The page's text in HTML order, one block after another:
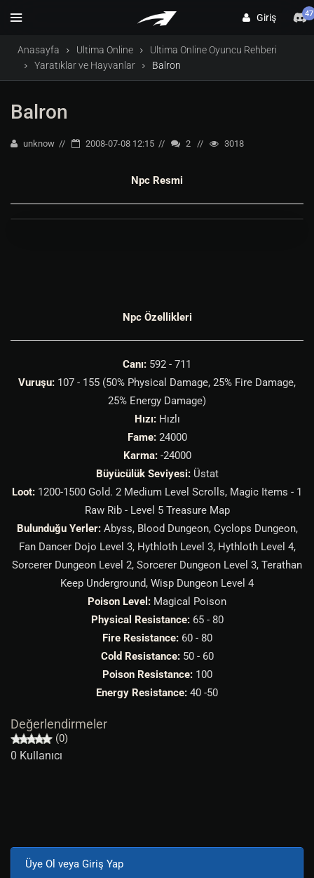
Giriş 47
Anasayfa Ultima Online
Ultima Online Oyuncu Rehberi
Yaratıklar ve Hayvanlar
Balron
Balron
unknow 2008-07-08 12:15 2 3018
Npc Resmi
Npc Özellikleri
Canı: 592 - 711
Vuruşu: 107 - 155 (50% Physical Damage, 25% Fire Damage,
25% Energy Damage)
Hızı:Hızlı
Fame:24000
Karma:-24000
Büyücülük Seviyesi:Üstat
Loot: 1200-1500 Gold. 2 Medium Level Scrolls, Magic Items - 1
Raw Rib - Level 5 Treasure Map
Bulunduğu Yerler:Abyss, Blood Dungeon, Cyclops Dungeon,
Fan Dancer Dojo Level 3, Hythloth Level 3, Hythloth Level 4,
Sorcerer Dungeon Level 2, Sorcerer Dungeon Level 3, Terathan
Keep Underground, Wisp Dungeon Level 4
Poison Level: Magical Poison
Physical Resistance:65 - 80
Fire Resistance:60 - 80
Cold Resistance:50 - 60
Poison Resistance:100
Energy Resistance: 40 -50
Değerlendirmeler
(0)
0 Kullanıcı
Üye Ol veya Giriş Yap